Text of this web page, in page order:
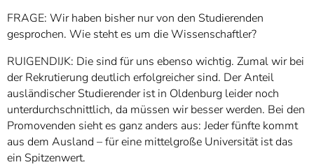
FRAGE: Wir haben bisher nur von den Studierenden
gesprochen. Wie steht es um die Wissenschaftler?
RUIGENDIJK: Die sind für uns ebenso wichtig. Zumal wir bei
der Rekrutierung deutlich erfolgreicher sind. Der Anteil
ausländischer Studierender ist in Oldenburg leider noch
unterdurchschnittlich, da müssen wir besser werden. Bei den
Promovenden sieht es ganz anders aus: Jeder fünfte kommt
aus dem Ausland – für eine mittelgroße Universität ist das
ein Spitzenwert.